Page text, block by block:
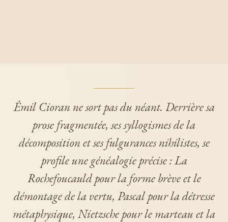
Émil Cioran ne sort pas du néant. Derrière sa
prose fragmentée, ses syllogismes de la
décomposition et ses fulgurances nihilistes, se
profile une généalogie précise : La
Rochefoucauld pour la forme brève et le
démontage de la vertu, Pascal pour la détresse
métaphysique, Nietzsche pour le marteau et la